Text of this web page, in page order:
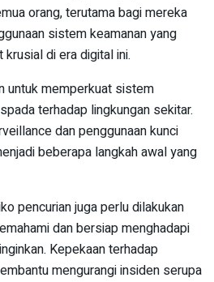
orang, terutama bagi mereka
sistem keamanan yang
di era digital ini.
untuk memperkuat sistem
terhadap lingkungan sekitar.
dan penggunaan kunci
beberapa langkah awal yang
pencurian juga perlu dilakukan
dan bersiap menghadapi
Kepekaan terhadap
mengurangi insiden serupa